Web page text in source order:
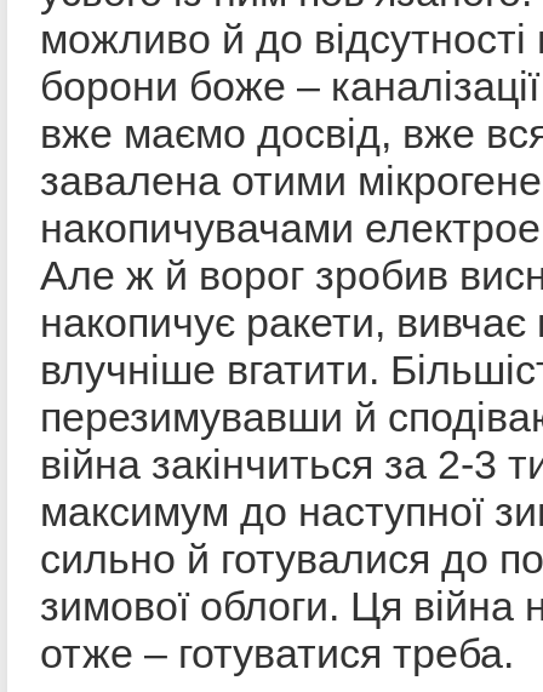
можливо й до
борони боже –
вже маємо досвід, вже
завалена отими
накопичувачами
Але ж й ворог зробив
накопичує ракети,
влучніше вгатити.
перезимувавши й
війна закінчиться за 2-3
максимум до наступної
сильно й готувалися до
зимової облоги. Ця війна
отже – готуватися треба.